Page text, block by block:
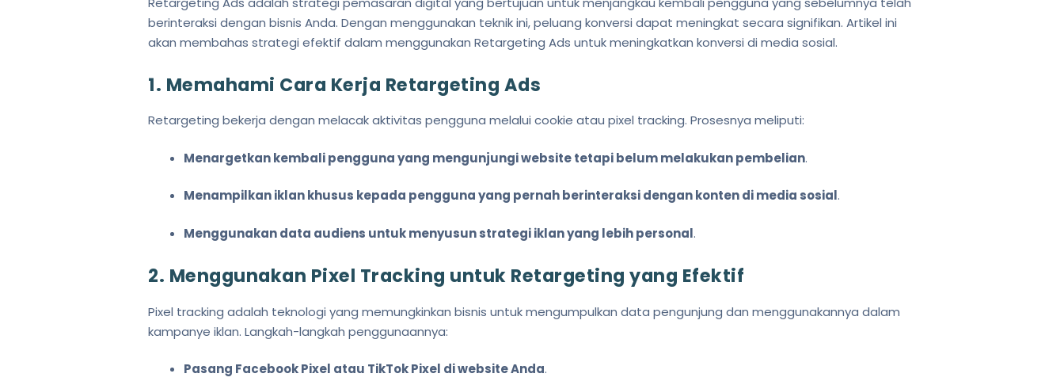
berinteraksi dengan bisnis Anda. Dengan menggunakan teknik ini, peluang konversi dapat meningkat secara signifikan. Artikel ini
akan membahas strategi efektif dalam menggunakan Retargeting Ads untuk meningkatkan konversi di media sosial.
1. Memahami Cara Kerja Retargeting Ads
Retargeting bekerja dengan melacak aktivitas pengguna melalui cookie atau pixel tracking. Prosesnya meliputi:
Menargetkan kembali pengguna yang mengunjungi website tetapi belum melakukan pembelian.
Menampilkan iklan khusus kepada pengguna yang pernah berinteraksi dengan konten di media sosial.
Menggunakan data audiens untuk menyusun strategi iklan yang lebih personal.
2. Menggunakan Pixel Tracking untuk Retargeting yang Efektif
Pixel tracking adalah teknologi yang memungkinkan bisnis untuk mengumpulkan data pengunjung dan menggunakannya dalam
kampanye iklan. Langkah-langkah penggunaannya:
Pasang Facebook Pixel atau TikTok Pixel di website Anda.